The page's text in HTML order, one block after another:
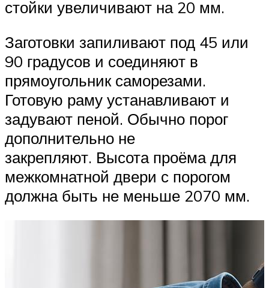
стойки увеличивают на 20 мм.
Заготовки запиливают под 45 или
90 градусов и соединяют в
прямоугольник саморезами.
Готовую раму устанавливают и
задувают пеной. Обычно порог
дополнительно не
закрепляют. Высота проёма для
межкомнатной двери с порогом
должна быть не меньше 2070 мм.